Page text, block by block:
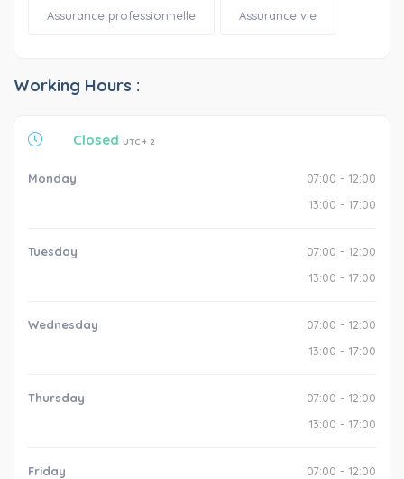
Assurance professionnelle Assurance vie
Working Hours :
Closed UTC + 2
Monday
07:00 - 12:00
13:00 - 17:00
Tuesday
07:00 - 12:00
13:00 - 17:00
Wednesday
07:00 - 12:00
13:00 - 17:00
Thursday
07:00 - 12:00
13:00 - 17:00
Friday
07:00 - 12:00